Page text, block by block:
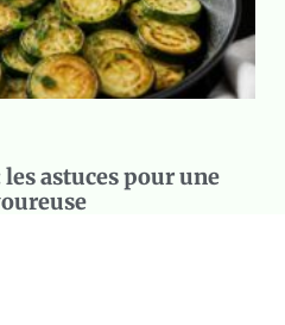
astuces pour une